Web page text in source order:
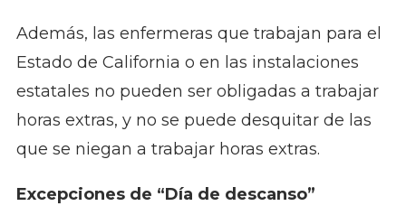
Además, las enfermeras que trabajan para el
Estado de California o en las instalaciones
estatales no pueden ser obligadas a trabajar
horas extras, y no se puede desquitar de las
que se niegan a trabajar horas extras.
Excepciones de “Día de descanso”